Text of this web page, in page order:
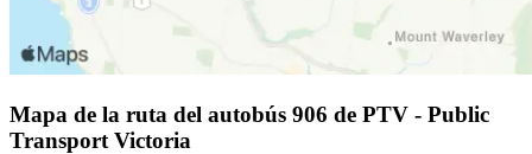
Mapa de la ruta del autobús 906 de PTV - Public
Transport Victoria